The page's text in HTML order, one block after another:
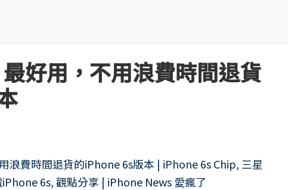
好用，不用浪費時間退貨